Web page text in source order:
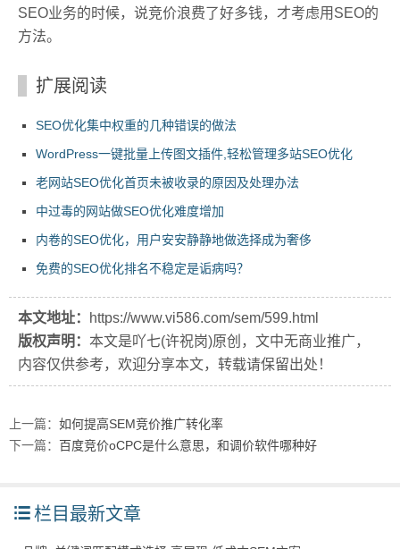
SEO业务的时候，说竞价浪费了好多钱，才考虑用SEO的
方法。
扩展阅读
SEO优化集中权重的几种错误的做法
WordPress一键批量上传图文插件,轻松管理多站SEO优化
老网站SEO优化首页未被收录的原因及处理办法
中过毒的网站做SEO优化难度增加
内卷的SEO优化，用户安安静静地做选择成为奢侈
免费的SEO优化排名不稳定是诟病吗？
本文地址：
https://www.vi586.com/sem/599.html
版权声明： 本文是吖七(许祝岗)原创，文中无商业推广，
内容仅供参考，欢迎分享本文，转载请保留出处！
上一篇： 如何提高SEM竞价推广转化率
下一篇： 百度竞价oCPC是什么意思，和调价软件哪种好
栏目最新文章